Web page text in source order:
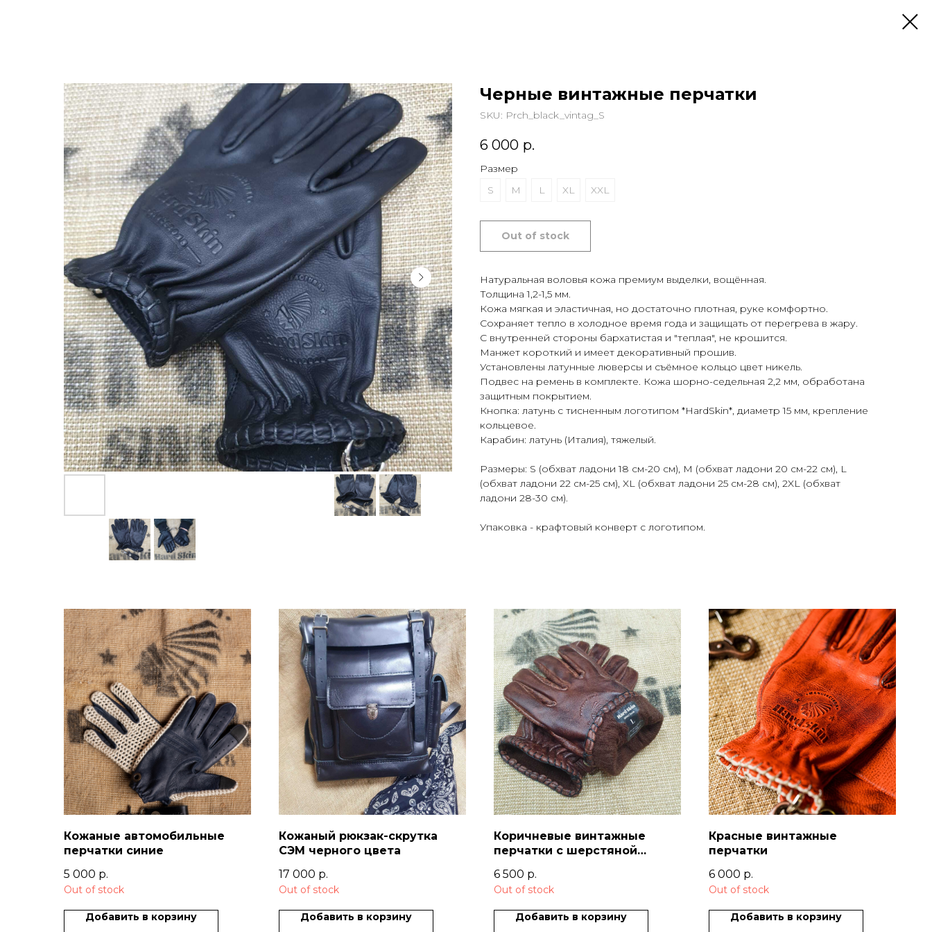
Черные винтажные перчатки
SKU: Prch_black_vintag_S
6 000 р.
Размер
S
M L XL XXL
Out of stock
Натуральная воловья кожа премиум выделки, вощённая.
Толщина 1,2-1,5 мм.
Кожа мягкая и эластичная, но достаточно плотная, руке комфортно.
Сохраняет тепло в холодное время года и защищать от перегрева в жару.
С внутренней стороны бархатистая и "теплая", не крошится.
Манжет короткий и имеет декоративный прошив.
Установлены латунные люверсы и съёмное кольцо цвет никель.
Подвес на ремень в комплекте. Кожа шорно-седельная 2,2 мм, обработана
защитным покрытием.
Кнопка: латунь с тисненным логотипом *HardSkin*, диаметр 15 мм, крепление
кольцевое.
Карабин: латунь (Италия), тяжелый.
Размеры: S (обхват ладони 18 см-20 см), M (обхват ладони 20 см-22 см), L
(обхват ладони 22 см-25 см), XL (обхват ладони 25 см-28 см), 2XL (обхват
ладони 28-30 см).
Упаковка - крафтовый конверт с логотипом.
Кожаные автомобильные
перчатки синие
5 000 р.
Out of stock
Добавить в корзину
Кожаный рюкзак-скрутка
СЭМ черного цвета
17 000 р.
Out of stock
Добавить в корзину
Коричневые винтажные
перчатки с шерстяной
6 500 р.
Out of stock
Добавить в корзину
Красные винтажные
перчатки
6 000 р.
Out of stock
Добавить в корзину